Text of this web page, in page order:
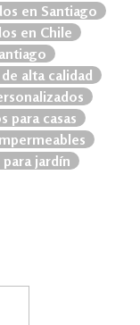
en Santiago
en Chile
alta calidad
para casas
jardín